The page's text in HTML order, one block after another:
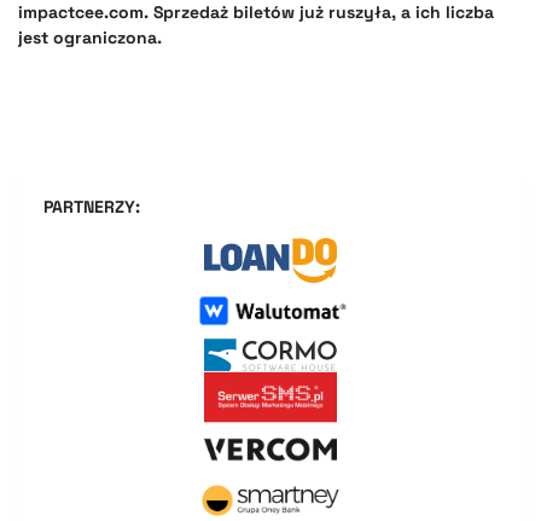
impactcee.com. Sprzedaż biletów już ruszyła, a ich liczba
jest ograniczona.
PARTNERZY: